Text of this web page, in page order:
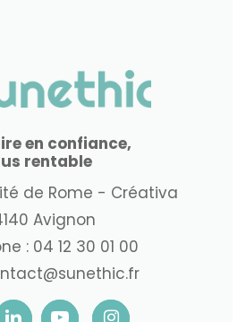
en confiance,
rentable
de Rome - Créativa
Avignon
: 04 12 30 01 00